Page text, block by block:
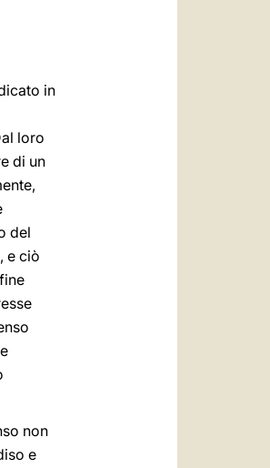
in
loro
di un
del
e ciò
non
e